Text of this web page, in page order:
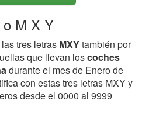
M X Y
tres letras MXYtambién por
que llevan loscoches
durante el mes de Enero de
con estas tres letras MXY y
desde el 0000 al 9999